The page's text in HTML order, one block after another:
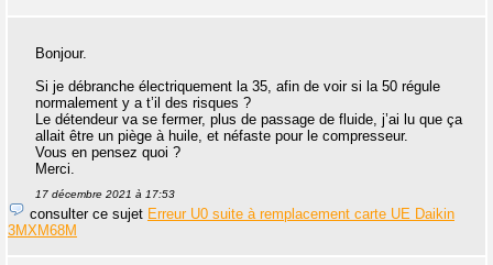
Bonjour.
Si je débranche électriquement la 35, afin de voir si la 50 régule
normalement y a t’il des risques ?
Le détendeur va se fermer, plus de passage de fluide, j’ai lu que ça
allait être un piège à huile, et néfaste pour le compresseur.
Vous en pensez quoi ?
Merci.
17 décembre 2021 à 17:53
consulter ce sujet Erreur U0 suite à remplacement carte UE Daikin
3MXM68M